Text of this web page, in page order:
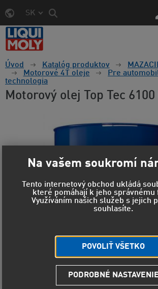
SK
Úvod Katalóg produktov
Motorové 4T oleje
Pre
technologia
Motorový olej Top Tec
Na vašem soukromí
Tento internetový obchod ukládá
které pomáhají k jeho správnému
Využíváním našich služeb s jejich
souhlasíte.
POVOLIŤ VŠETKO
PODROBNÉ NASTAVENIE